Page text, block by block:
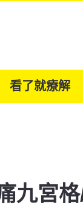
看了就療解
九宮